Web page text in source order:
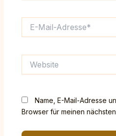
Mail-
Name, E-Mail-Adresse
Browser für meinen